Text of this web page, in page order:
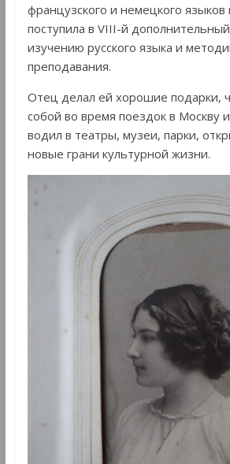
французского и немецкого языков
поступила в VIII-й дополнительный
изучению русского языка и
преподавания.
Отец делал ей хорошие подарки,
собой во время поездок в Москву
водил в театры, музеи, парки,
новые грани культурной жизни.